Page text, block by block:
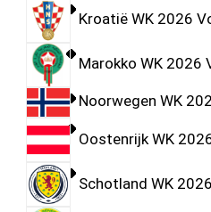
Kroatië WK 2026
Marokko WK 2026
Noorwegen WK
Oostenrijk WK
Schotland WK